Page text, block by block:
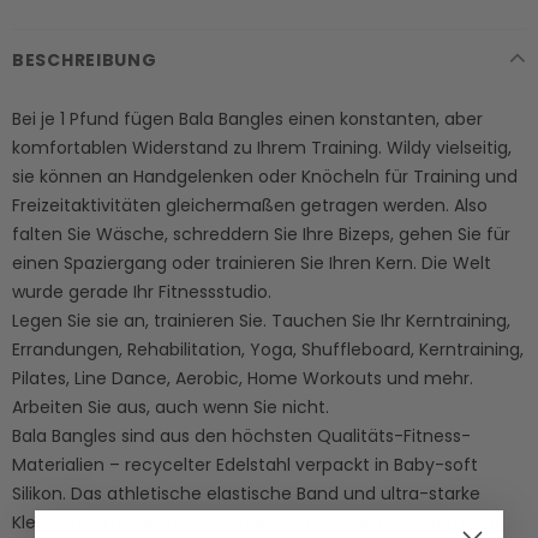
BESCHREIBUNG
Bei je 1 Pfund fügen Bala Bangles einen konstanten, aber
komfortablen Widerstand zu Ihrem Training. Wildy vielseitig,
sie können an Handgelenken oder Knöcheln für Training und
Freizeitaktivitäten gleichermaßen getragen werden. Also
falten Sie Wäsche, schreddern Sie Ihre Bizeps, gehen Sie für
einen Spaziergang oder trainieren Sie Ihren Kern. Die Welt
wurde gerade Ihr Fitnessstudio.
Legen Sie sie an, trainieren Sie. Tauchen Sie Ihr Kerntraining,
Errandungen, Rehabilitation, Yoga, Shuffleboard, Kerntraining,
Pilates, Line Dance, Aerobic, Home Workouts und mehr.
Arbeiten Sie aus, auch wenn Sie nicht.
Bala Bangles sind aus den höchsten Qualitäts-Fitness-
Materialien – recycelter Edelstahl verpackt in Baby-soft
Silikon. Das athletische elastische Band und ultra-starke
Klettverschluss ermöglichen eine individuelle Passform für